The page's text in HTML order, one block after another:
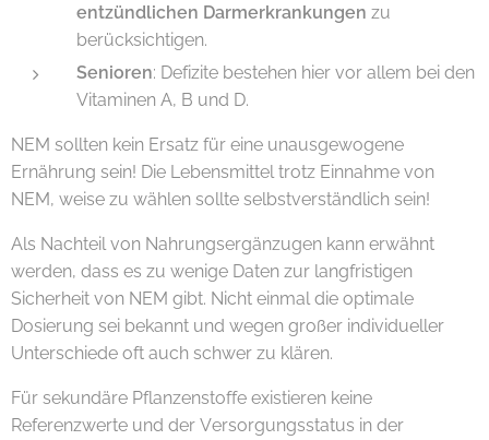
entzündlichen Darmerkrankungen zu
berücksichtigen.
Senioren: Defizite bestehen hier vor allem bei den
Vitaminen A, B und D.
NEM sollten kein Ersatz für eine unausgewogene
Ernährung sein! Die Lebensmittel trotz Einnahme von
NEM, weise zu wählen sollte selbstverständlich sein!
Als Nachteil von Nahrungsergänzugen kann erwähnt
werden, dass es zu wenige Daten zur langfristigen
Sicherheit von NEM gibt. Nicht einmal die optimale
Dosierung sei bekannt und wegen großer individueller
Unterschiede oft auch schwer zu klären.
Für sekundäre Pflanzenstoffe existieren keine
Referenzwerte und der Versorgungsstatus in der